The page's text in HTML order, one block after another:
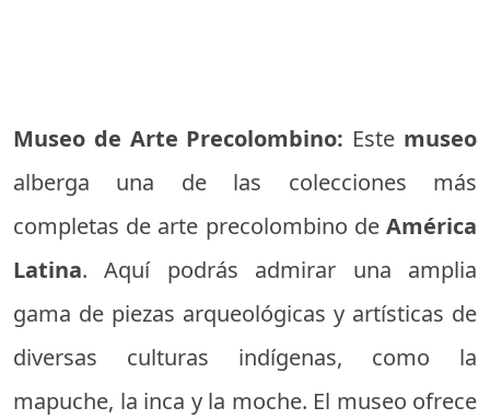
Museo de Arte Precolombino: Este museo
alberga una de las colecciones más
completas de arte precolombino de América
Latina. Aquí podrás admirar una amplia
gama de piezas arqueológicas y artísticas de
diversas culturas indígenas, como la
mapuche, la inca y la moche. El museo ofrece